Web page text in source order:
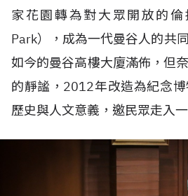
家花園轉為對大眾開放的倫
Park），成為一代曼谷人的共
如今的曼谷高樓大廈滿佈，但
的靜謐，2012年改造為紀念
歷史與人文意義，邀民眾走入